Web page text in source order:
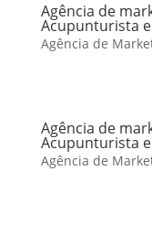
Agência de
Acupunturista
Agência de
Agência de
Acupunturista
Agência de